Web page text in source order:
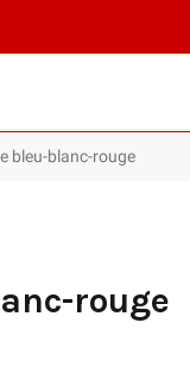
bleu-blanc-rouge
rouge